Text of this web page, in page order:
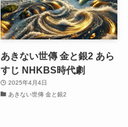
あきない世傳 金と銀2 あら
すじ NHKBS時代劇
2025年4月4日
あきない世傳 金と銀2